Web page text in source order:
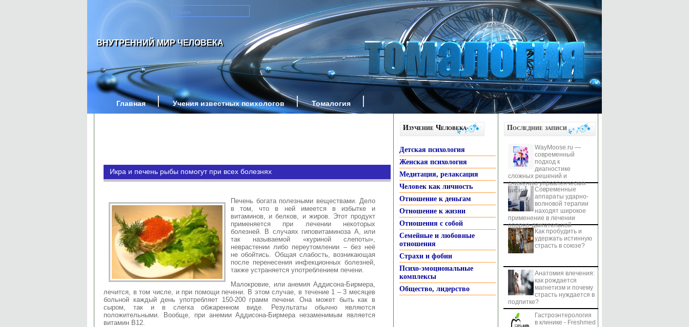
ВНУТРЕННИЙ МИР ЧЕЛОВЕКА
Главная Учения известных психологов Томалогия
Икра и печень рыбы помогут при всех болезнях
Печень богата полезными веществами. Дело
в том, что в ней имеется в избытке и
витаминов, и белков, и жиров. Этот продукт
применяется при лечении некоторых
болезней. В случаях гиповитаминоза А, или
так называемой «куриной слепоты»,
неврастении либо переутомлении – без неё
не обойтись. Общая слабость, возникающая
после перенесения инфекционных болезней,
также устраняется употреблением печени.
Малокровие, или анемия Аддисона-Бирмера,
лечится, в том числе, и при помощи печени. В этом случае, в течение 1 – 3 месяцев
больной каждый день употребляет 150-200 грамм печени. Она может быть как в
сыром, так и в слегка обжаренном виде. Результаты обычно являются
положительными. Вообще, при анемии Аддисона-Бирмера незаменимым является
витамин В12.
Изучение Человека
Детская психология
Женская психология
Медитация, релаксация
Человек как личность
Отношение к деньгам
Отношение к жизни
Отношения с собой
Семейные и любовные
отношения
Страхи и фобии
Психо-эмоциональные
комплексы
Общество, лидерство
Последние записи
WayMoose.ru —
современный
подход к
диагностике
сложных решений и
снижению управленческих
рисков
Современные
аппараты ударно-
волновой терапии
находят широкое
применение в лечении
опорно-двигательной
системы Как пробудить и
удержать истинную
страсть в союзе?
Анатомия влечения:
как рождается
магнетизм и почему
страсть нуждается в
подпитке?
Гастроэнтерология
в клинике - Freshmed